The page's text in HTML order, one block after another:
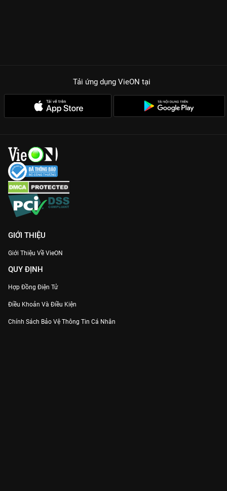
Tải ứng dụng VieON tại
GIỚI THIỆU
Giới Thiệu Về VieON
QUY ĐỊNH
Hợp Đồng Điện Tử
Điều Khoản Và Điều Kiện
Chính Sách Bảo Vệ Thông Tin Cá Nhân